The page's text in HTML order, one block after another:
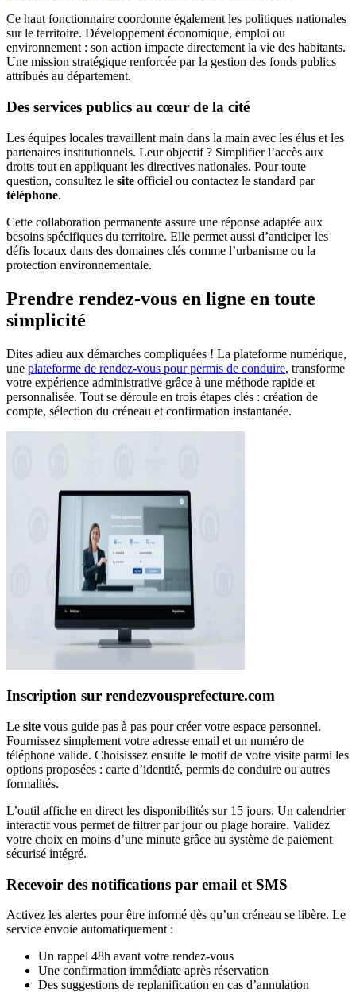
Ce haut fonctionnaire coordonne également les politiques nationales
sur le territoire. Développement économique, emploi ou
environnement : son action impacte directement la vie des habitants.
Une mission stratégique renforcée par la gestion des fonds publics
attribués au département.
Des services publics au cœur de la cité
Les équipes locales travaillent main dans la main avec les élus et les
partenaires institutionnels. Leur objectif ? Simplifier l’accès aux
droits tout en appliquant les directives nationales. Pour toute
question, consultez le site officiel ou contactez le standard par
téléphone.
Cette collaboration permanente assure une réponse adaptée aux
besoins spécifiques du territoire. Elle permet aussi d’anticiper les
défis locaux dans des domaines clés comme l’urbanisme ou la
protection environnementale.
Prendre rendez-vous en ligne en toute
simplicité
Dites adieu aux démarches compliquées ! La plateforme numérique,
une plateforme de rendez-vous pour permis de conduire, transforme
votre expérience administrative grâce à une méthode rapide et
personnalisée. Tout se déroule en trois étapes clés : création de
compte, sélection du créneau et confirmation instantanée.
Inscription sur rendezvousprefecture.com
Le site vous guide pas à pas pour créer votre espace personnel.
Fournissez simplement votre adresse email et un numéro de
téléphone valide. Choisissez ensuite le motif de votre visite parmi les
options proposées : carte d’identité, permis de conduire ou autres
formalités.
L’outil affiche en direct les disponibilités sur 15 jours. Un calendrier
interactif vous permet de filtrer par jour ou plage horaire. Validez
votre choix en moins d’une minute grâce au système de paiement
sécurisé intégré.
Recevoir des notifications par email et SMS
Activez les alertes pour être informé dès qu’un créneau se libère. Le
service envoie automatiquement :
Un rappel 48h avant votre rendez-vous
Une confirmation immédiate après réservation
Des suggestions de replanification en cas d’annulation